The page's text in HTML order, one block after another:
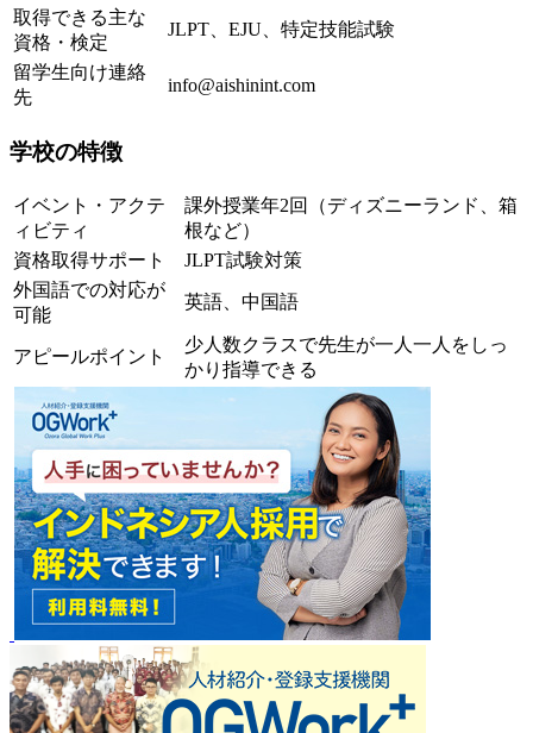
取得できる主な
資格・検定
JLPT、EJU、特定技能試験
留学生向け連絡
先
info@aishinint.com
学校の特徴
イベント・アクテ
ィビティ
課外授業年2回（ディズニーランド、箱
根など）
資格取得サポート
JLPT試験対策
外国語での対応が
可能
英語、中国語
アピールポイント
少人数クラスで先生が一人一人をしっ
かり指導できる